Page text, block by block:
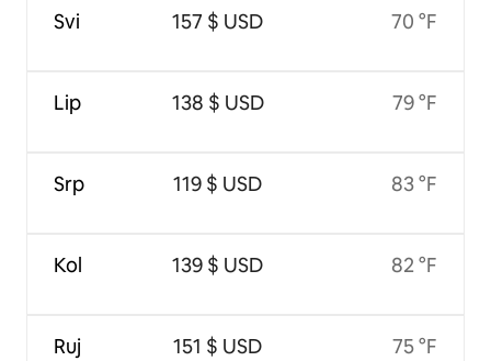
Svi
Lip
Srp
Kol
Ruj
157 $ USD
138 $ USD
119 $ USD
139 $ USD
151 $ USD
70 °F
79 °F
83 °F
82 °F
75 °F